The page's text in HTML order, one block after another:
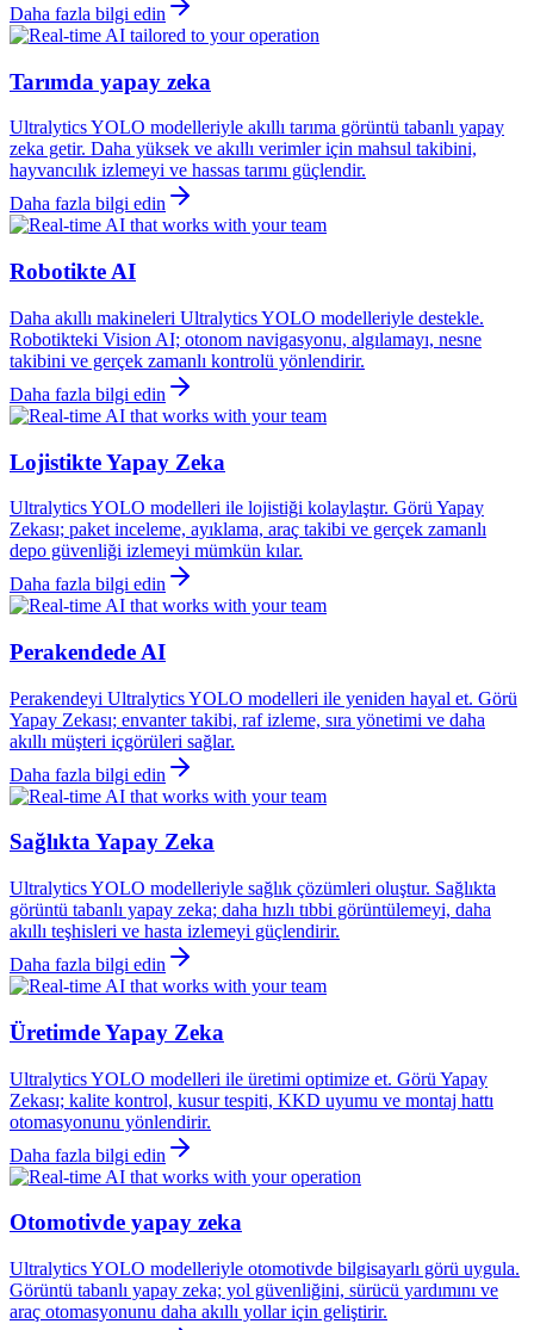
Daha fazla bilgi edin
Tarımda yapay zeka
Ultralytics YOLO modelleriyle akıllı tarıma görüntü tabanlı yapay
zeka getir. Daha yüksek ve akıllı verimler için mahsul takibini,
hayvancılık izlemeyi ve hassas tarımı güçlendir.
Daha fazla bilgi edin
Robotikte AI
Daha akıllı makineleri Ultralytics YOLO modelleriyle destekle.
Robotikteki Vision AI; otonom navigasyonu, algılamayı, nesne
takibini ve gerçek zamanlı kontrolü yönlendirir.
Daha fazla bilgi edin
Lojistikte Yapay Zeka
Ultralytics YOLO modelleri ile lojistiği kolaylaştır. Görü Yapay
Zekası; paket inceleme, ayıklama, araç takibi ve gerçek zamanlı
depo güvenliği izlemeyi mümkün kılar.
Daha fazla bilgi edin
Perakendede AI
Perakendeyi Ultralytics YOLO modelleri ile yeniden hayal et. Görü
Yapay Zekası; envanter takibi, raf izleme, sıra yönetimi ve daha
akıllı müşteri içgörüleri sağlar.
Daha fazla bilgi edin
Sağlıkta Yapay Zeka
Ultralytics YOLO modelleriyle sağlık çözümleri oluştur. Sağlıkta
görüntü tabanlı yapay zeka; daha hızlı tıbbi görüntülemeyi, daha
akıllı teşhisleri ve hasta izlemeyi güçlendirir.
Daha fazla bilgi edin
Üretimde Yapay Zeka
Ultralytics YOLO modelleri ile üretimi optimize et. Görü Yapay
Zekası; kalite kontrol, kusur tespiti, KKD uyumu ve montaj hattı
otomasyonunu yönlendirir.
Daha fazla bilgi edin
Otomotivde yapay zeka
Ultralytics YOLO modelleriyle otomotivde bilgisayarlı görü uygula.
Görüntü tabanlı yapay zeka; yol güvenliğini, sürücü yardımını ve
araç otomasyonunu daha akıllı yollar için geliştirir.